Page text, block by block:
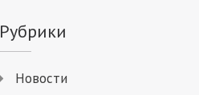
Рубрики
Новости